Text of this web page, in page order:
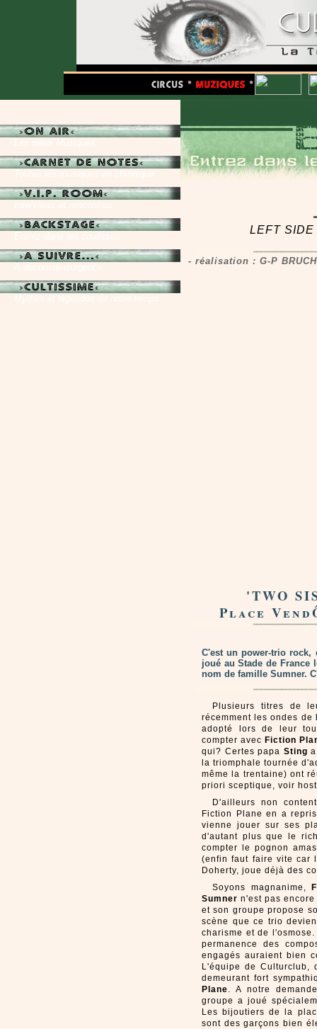
LEFT
- réalisation : G-P
'TWO
Place
C'est un power-trio rock,
joué au Stade de France
nom de famille Sumner.
Plusieurs titres de
récemment les ondes
adopté lors de leur
compter avec Fiction
qui? Certes papa Sting
la triomphale tournée
même la trentaine) ont
priori sceptique, voir
D'ailleurs non
Fiction Plane en a
vienne jouer sur ses
d'autant plus que le
compter le pognon
(enfin faut faire vite
Doherty, joue déjà des
Soyons magnanime,
Sumner n'est pas
et son groupe propose
scène que ce trio
charisme et de
permanence des
engagés auraient bien
L'équipe de Culturclub,
demeurant fort
Plane. A notre
groupe a joué
Les bijoutiers de la
sont des garçons bien